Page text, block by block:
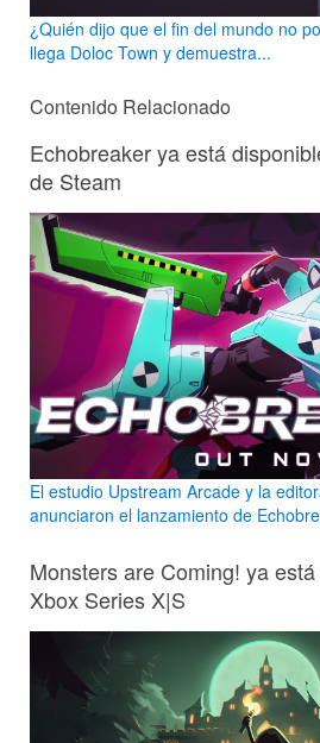
¿Quién dijo que el fin del mundo no
llega Doloc Town y demuestra...
Contenido Relacionado
Echobreaker ya está
de Steam
El estudio Upstream Arcade y la
anunciaron el lanzamiento de
Monsters are Coming! ya
Xbox Series X|S